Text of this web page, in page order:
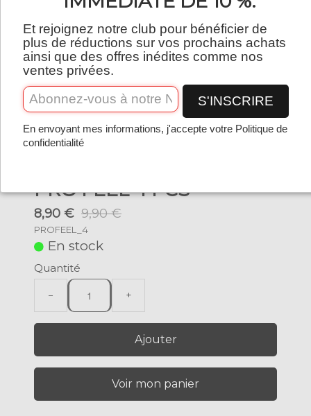
Français
PRO FEEL 4 PCS
8,90 € 9,90 €
PROFEEL_4
En stock
Quantité
− +
Ajouter
Voir mon panier
Et rejoignez notre club pour bénéficier de
plus de réductions sur vos prochains achats
ainsi que des offres inédites comme nos
ventes privées.
S'INSCRIRE
En envoyant mes informations, j'accepte votre Politique de
confidentialité